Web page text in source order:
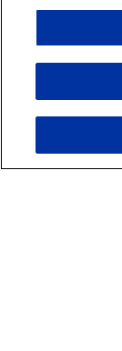
Youtube